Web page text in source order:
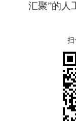
汇聚”的人
扫